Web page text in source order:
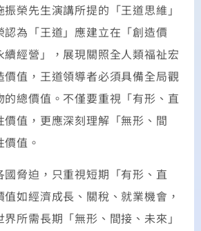
榮先生演講所提的「王道思維」
為「王道」應建立在「創造價
經營」，展現關照全人類福祉宏
價值，王道領導者必須具備全局觀
的總價值。不僅要重視「有形、直
值，更應深刻理解「無形、間
值。
脅迫，只重視短期「有形、直
如經濟成長、關稅、就業機會，
所需長期「無形、間接、未來」